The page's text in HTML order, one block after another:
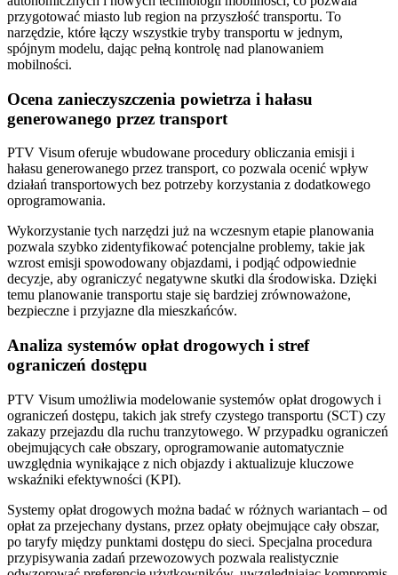
przygotować miasto lub region na przyszłość transportu. To
narzędzie, które łączy wszystkie tryby transportu w jednym,
spójnym modelu, dając pełną kontrolę nad planowaniem
mobilności.
Ocena zanieczyszczenia powietrza i hałasu
generowanego przez transport
PTV Visum oferuje wbudowane procedury obliczania emisji i
hałasu generowanego przez transport, co pozwala ocenić wpływ
działań transportowych bez potrzeby korzystania z dodatkowego
oprogramowania.
Wykorzystanie tych narzędzi już na wczesnym etapie planowania
pozwala szybko zidentyfikować potencjalne problemy, takie jak
wzrost emisji spowodowany objazdami, i podjąć odpowiednie
decyzje, aby ograniczyć negatywne skutki dla środowiska. Dzięki
temu planowanie transportu staje się bardziej zrównoważone,
bezpieczne i przyjazne dla mieszkańców.
Analiza systemów opłat drogowych i stref
ograniczeń dostępu
PTV Visum umożliwia modelowanie systemów opłat drogowych i
ograniczeń dostępu, takich jak strefy czystego transportu (SCT) czy
zakazy przejazdu dla ruchu tranzytowego. W przypadku ograniczeń
obejmujących całe obszary, oprogramowanie automatycznie
uwzględnia wynikające z nich objazdy i aktualizuje kluczowe
wskaźniki efektywności (KPI).
Systemy opłat drogowych można badać w różnych wariantach – od
opłat za przejechany dystans, przez opłaty obejmujące cały obszar,
po taryfy między punktami dostępu do sieci. Specjalna procedura
przypisywania zadań przewozowych pozwala realistycznie